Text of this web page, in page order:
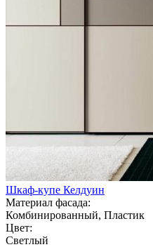
Шкаф-купе Келдуин
Материал фасада:
Комбинированный, Пластик
Цвет:
Светлый